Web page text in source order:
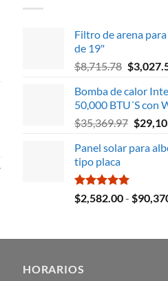
Filtro de arena
de 19"
$8,715.78 El
original
era:
$
Bomba de calor
50,000 BTU´S con
$35,369.97 El
original
$
Panel solar para
tipo placa
Valorado
con
$2,582.00- $
HORARIOS